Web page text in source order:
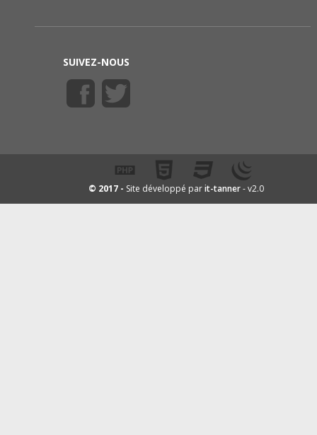
SUIVEZ-NOUS
© 2017 - Site développé parit-tanner- v2.0